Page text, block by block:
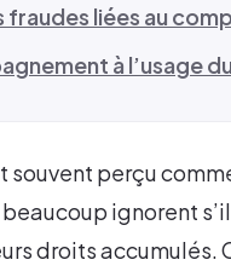
liées au
à l’usage
souvent perçu
ignorent
droits accumulés.